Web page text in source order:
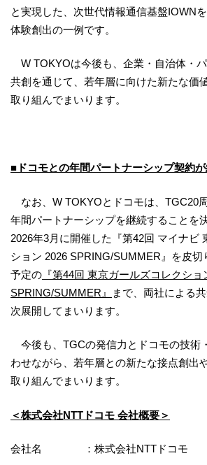
と実現した、次世代情報通信基盤IOWN
体験創出の一例です。
W TOKYOは今後も、企業・自治体・
共創を通じて、若年層に向けた新たな価
取り組んでまいります。
■ドコモとの年間パートナーシップ契約
なお、W TOKYOとドコモは、TGC20
年間パートナーシップを継続することを
2026年3月に開催した『第42回 マイナビ
ション 2026 SPRING/SUMMER』を皮切
予定の 『第44回 東京ガールズコレクショ
SPRING/SUMMER』
まで、両社による
次展開してまいります。
今後も、TGCの発信力とドコモの技術
わせながら、若年層との新たな接点創出
取り組んでまいります。
＜株式会社NTTドコモ 会社概要＞
会社名 ：株式会社NTTドコモ